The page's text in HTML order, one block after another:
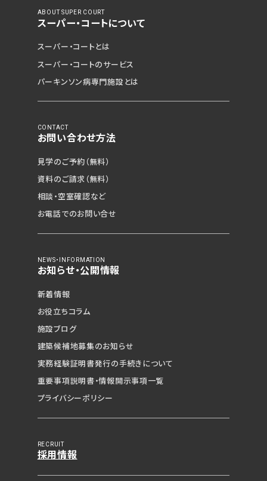
資料請求（無料）
相談・空室確認など
ABOUT SUPER COURT
スーパー・コートについて
スーパー・コートとは
スーパー・コートのサービス
パーキンソン病専門施設とは
CONTACT
お問い合わせ方法
見学のご予約（無料）
資料のご請求（無料）
相談・空室確認など
お電話でのお問い合せ
NEWS・INFORMATION
お知らせ・公開情報
新着情報
お役立ちコラム
施設ブログ
建築候補地募集のお知らせ
実務経験証明書発行の手続きについて
重要事項説明書・情報開示事項一覧
プライバシーポリシー
RECRUIT
採用情報